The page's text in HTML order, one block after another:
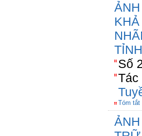
Số
Tóm tắt